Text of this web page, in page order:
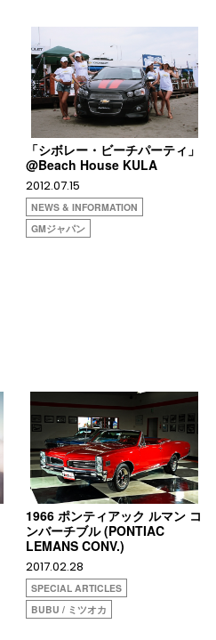
「シボレー・ビーチパーティ」
@Beach House KULA
2012.07.15
NEWS & INFORMATION
GMジャパン
1966 ポンティアック ルマン コ
ンバーチブル (PONTIAC
LEMANS CONV.)
2017.02.28
SPECIAL ARTICLES
BUBU / ミツオカ